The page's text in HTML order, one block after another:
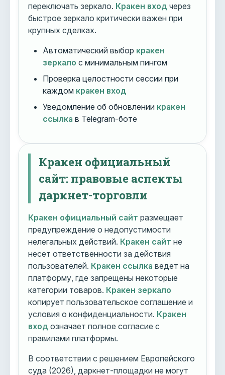
переключать зеркало. Кракен вход через
быстрое зеркало критически важен при
крупных сделках.
Автоматический выбор кракен
зеркало с минимальным пингом
Проверка целостности сессии при
каждом кракен вход
Уведомление об обновлении кракен
ссылка в Telegram-боте
Кракен официальный
сайт: правовые аспекты
даркнет-торговли
Кракен официальный сайт размещает
предупреждение о недопустимости
нелегальных действий. Кракен сайт не
несет ответственности за действия
пользователей. Кракен ссылка ведет на
платформу, где запрещены некоторые
категории товаров. Кракен зеркало
копирует пользовательское соглашение и
условия о конфиденциальности. Кракен
вход означает полное согласие с
правилами платформы.
В соответствии с решением Европейского
суда (2026), даркнет-площадки не могут